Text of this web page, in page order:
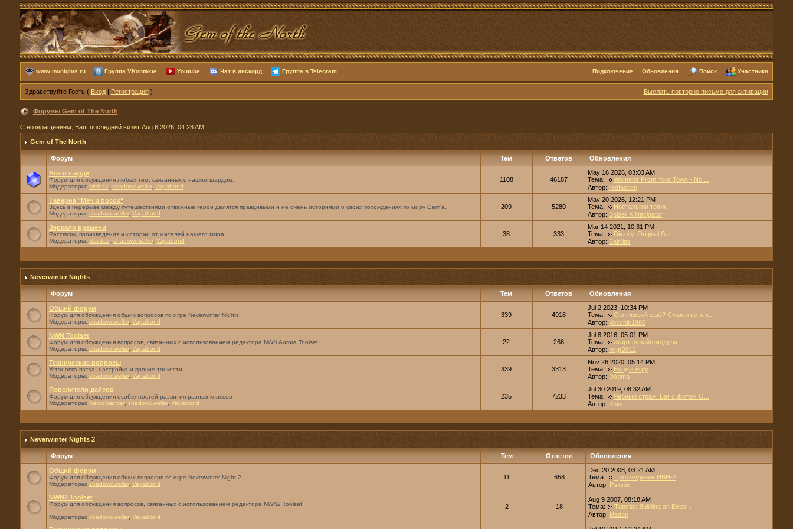
www.nwnights.ru Группа VKontakte Youtube Чат в дискорд Группа в Telegram Подключение Обновления Поиск Участники
Здравствуйте Гость ( Вход| Регистрация) Выслать повторно письмо для активации
Форумы Gem of The North
С возвращением; Ваш последний визит Aug 6 2026, 04:28 AM
Gem of The North
Форум Тем Ответов Обновления
Все о шарде
Форум для обсуждения любых тем, связанных с нашим шардом.
Модераторы: Meloza shadowdweller, Vagabond
1108 46187
May 16 2026, 03:03 AM
Тема:
Womens From Your Town - No ...
Автор: redfaction
Таверна "Меч и посох"
Здесь в перерыве между путешествиями отважные герои делятся правдивыми и не очень историями о своих похождениях по миру Gem'а.
Модераторы: shadowdweller, Vagabond
209 5280
May 20 2026, 12:21 PM
Тема:
Ностальгии топик
Автор: Spider X Navigator
Зеркало времени
Рассказы, произведения и истории от жителей нашего мира
Модераторы: Sairilias, shadowdweller, Vagabond
38 333
Mar 14 2021, 10:31 PM
Тема:
Divinity. Original Sin
Автор: Sairilias
Neverwinter Nights
Форум Тем Ответов Обновления
Общий форум
Форум для обсуждения общих вопросов по игре Neverwinter Nights
Модераторы: shadowdweller, Vagabond
339 4918
Jul 2 2023, 10:34 PM
Тема:
Gem живой ещё? Смысл есть к...
Автор: Vovchik1980
NWN Toolset
Форум для обсуждения вопросов, связанных с использованием редактора NWN Aurora Toolset
Модераторы: shadowdweller, Vagabond
22 266
Jul 8 2016, 05:01 PM
Тема:
старт онлайн модуля
Автор: negr2012
Технические вопросы
Установка патча, настройка и прочие тонкости
Модераторы: shadowdweller, Vagabond
339 3313
Nov 26 2020, 05:14 PM
Тема:
Вход в игру
Автор: Dogma
Повелители дайсов
Форум для обсуждения особенностей развития разных классов
Модераторы: Necromancer, shadowdweller, Vagabond
235 7233
Jul 30 2019, 08:32 AM
Тема:
Черный страж. Баг с фитом О...
Автор: Khior
Neverwinter Nights 2
Форум Тем Ответов Обновления
Общий форум
Форум для обсуждения общих вопросов по игре Neverwinter Night 2
Модераторы: shadowdweller, Vagabond
11 658
Dec 20 2008, 03:21 AM
Тема:
Прохождение НВН-2
Автор: Psionix
NWN2 Toolset
Форум для обсуждения вопросов, связанных с использованием редактора NWN2 Toolset
Модераторы: shadowdweller, Vagabond
2 18
Aug 9 2007, 08:18 AM
Тема:
Tutorial: Building an Exter...
Автор: Radon